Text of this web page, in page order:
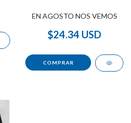
EN AGOSTO NOS VEMOS
$24.34 USD